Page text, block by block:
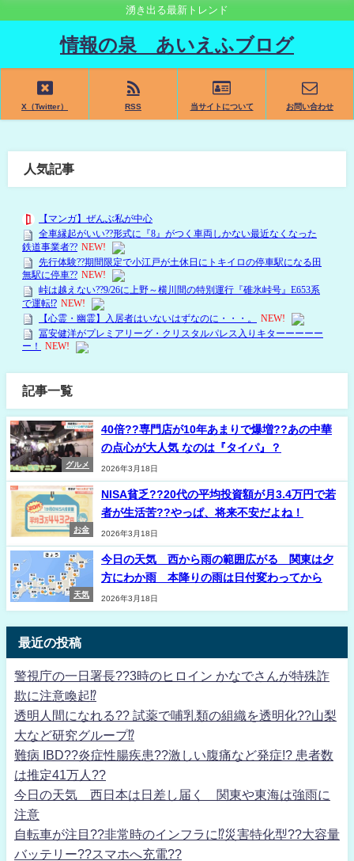
湧き出る最新トレンド
情報の泉 あいえふブログ
X（Twitter） RSS 当サイトについて お問い合わせ
人気記事
記事一覧
グルメ
40倍??専門店が10年あまりで爆増??あの中華
の点心が大人気 なのは『タイパ』？
2026年3月18日
お金
NISA貧乏??20代の平均投資額が月3.4万円で若
者が生活苦??やっぱ、将来不安だよね！
2026年3月18日
天気
今日の天気 西から雨の範囲広がる 関東は夕
方にわか雨 本降りの雨は日付変わってから
2026年3月18日
最近の投稿
警視庁の一日署長??3時のヒロイン かなでさんが特殊詐
欺に注意喚起⁉
透明人間になれる?? 試薬で哺乳類の組織を透明化??山梨
大など研究グループ⁉
難病 IBD??炎症性腸疾患??激しい腹痛など発症!? 患者数
は推定41万人??
今日の天気 西日本は日差し届く 関東や東海は強雨に
注意
自転車が注目??非常時のインフラに⁉災害特化型??大容量
バッテリー??スマホへ充電??